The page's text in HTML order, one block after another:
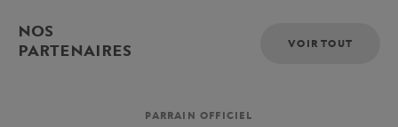
NOS
PARTENAIRES
VOIR TOUT
PARRAIN OFFICIEL